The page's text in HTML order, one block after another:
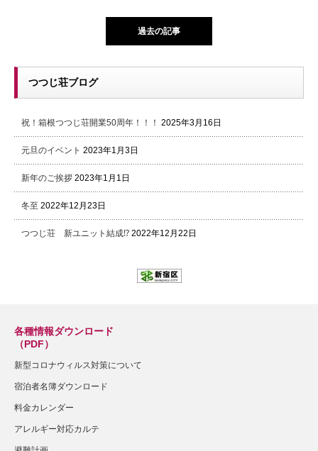
過去の記事
つつじ荘ブログ
祝！箱根つつじ荘開業50周年！！！ 2025年3月16日
元旦のイベント 2023年1月3日
新年のご挨拶 2023年1月1日
冬至 2022年12月23日
つつじ荘 新ユニット結成⁉ 2022年12月22日
各種情報ダウンロード
（PDF）
新型コロナウィルス対策について
宿泊者名簿ダウンロード
料金カレンダー
アレルギー対応カルテ